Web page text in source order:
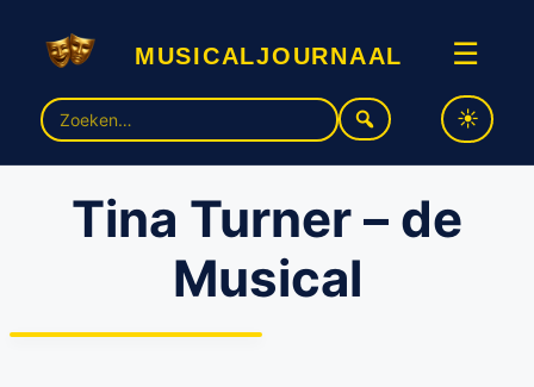
musicaljournaal ☰
Zoek
naar:
Tina Turner – de
Musical
Stage Entertainment
plaatst casting-oproep voor